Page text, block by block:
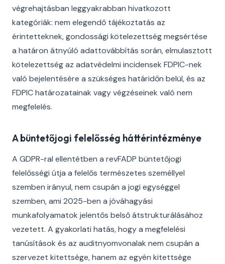
végrehajtásban leggyakrabban hivatkozott
kategóriák: nem elegendő tájékoztatás az
érintetteknek, gondossági kötelezettség megsértése
a határon átnyúló adattovábbítás során, elmulasztott
kötelezettség az adatvédelmi incidensek FDPIC-nek
való bejelentésére a szükséges határidőn belül, és az
FDPIC határozatainak vagy végzéseinek való nem
megfelelés.
A büntetőjogi felelősség háttérintézménye
A GDPR-ral ellentétben a revFADP büntetőjogi
felelősségi útja a felelős természetes személlyel
szemben irányul, nem csupán a jogi egységgel
szemben, ami 2025-ben a jóváhagyási
munkafolyamatok jelentős belső átstrukturálásához
vezetett. A gyakorlati hatás, hogy a megfelelési
tanúsítások és az auditnyomvonalak nem csupán a
szervezet kitettsége, hanem az egyén kitettsége